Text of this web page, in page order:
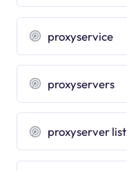
proxyservice
proxyservers
proxyserver list